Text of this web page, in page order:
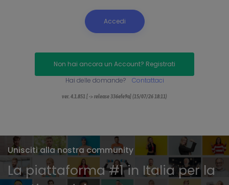
Accedi
Non hai ancora un Account? Registrati
Hai delle domande?
Contattaci
ver. 4.1.851 [ -> release 336efe9a] (15/07/26 18:11)
Unisciti alla nostra community
La piattaforma #1 in Italia per la